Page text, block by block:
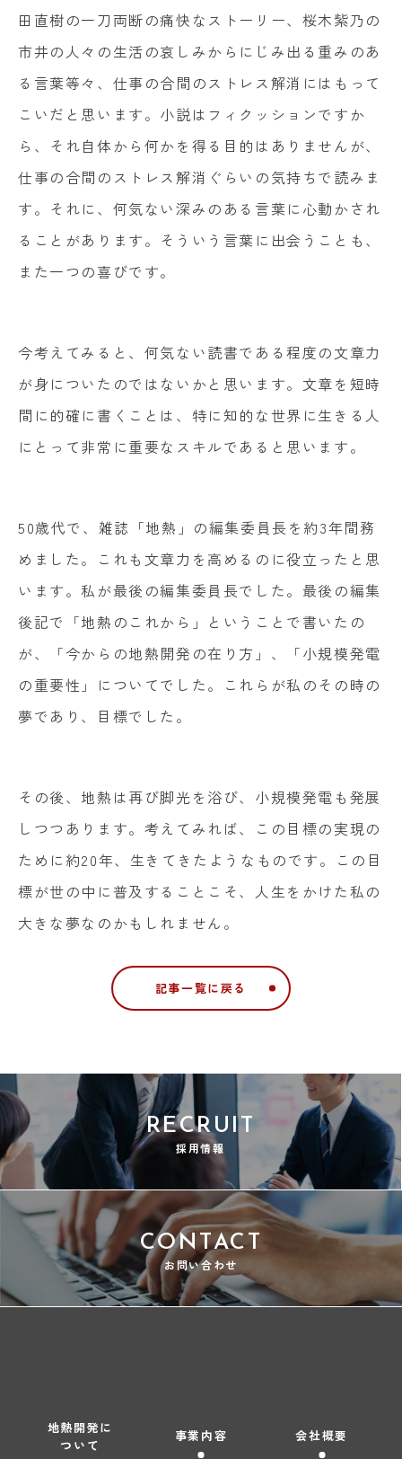
田直樹の一刀両断の痛快なストーリー、桜木紫乃の
市井の人々の生活の哀しみからにじみ出る重みのあ
る言葉等々、仕事の合間のストレス解消にはもって
こいだと思います。小説はフィクッションですか
ら、それ自体から何かを得る目的はありませんが、
仕事の合間のストレス解消ぐらいの気持ちで読みま
す。それに、何気ない深みのある言葉に心動かされ
ることがあります。そういう言葉に出会うことも、
また一つの喜びです。
今考えてみると、何気ない読書である程度の文章力
が身についたのではないかと思います。文章を短時
間に的確に書くことは、特に知的な世界に生きる人
にとって非常に重要なスキルであると思います。
50歳代で、雑誌「地熱」の編集委員長を約3年間務
めました。これも文章力を高めるのに役立ったと思
います。私が最後の編集委員長でした。最後の編集
後記で「地熱のこれから」ということで書いたの
が、「今からの地熱開発の在り方」、「小規模発電
の重要性」についてでした。これらが私のその時の
夢であり、目標でした。
その後、地熱は再び脚光を浴び、小規模発電も発展
しつつあります。考えてみれば、この目標の実現の
ために約20年、生きてきたようなものです。この目
標が世の中に普及することこそ、人生をかけた私の
大きな夢なのかもしれません。
記事一覧に戻る
RECRUIT
採用情報
CONTACT
お問い合わせ
地熱開発に
ついて
事業内容 会社概要